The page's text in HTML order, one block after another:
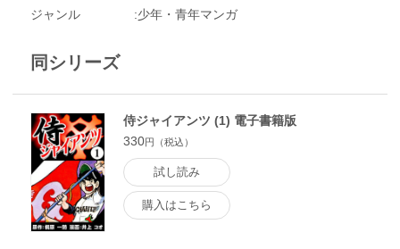
ジャンル
少年・青年マンガ
同シリーズ
侍ジャイアンツ (1) 電子書籍版
330円（税込）
試し読み
購入はこちら